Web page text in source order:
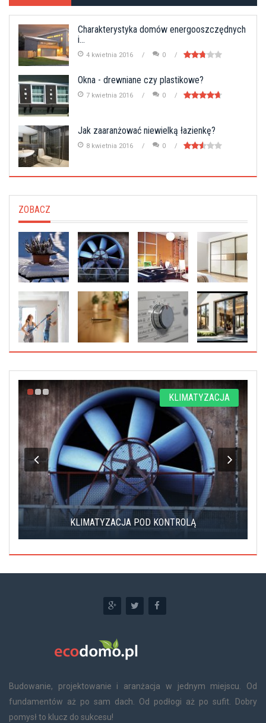
Charakterystyka domów energooszczędnych
i...
4 kwietnia 2016 0
Okna - drewniane czy plastikowe?
7 kwietnia 2016 0
Jak zaaranżować niewielką łazienkę?
8 kwietnia 2016 0
ZOBACZ
KLIMATYZACJA
KLIMATYZACJA POD KONTROLĄ
Budowanie, projektowanie i aranżacja w jednym miejscu. Od
fundamentów aż po sam dach. Od podłogi aż po sufit. Dobry
pomysł to klucz do sukcesu!